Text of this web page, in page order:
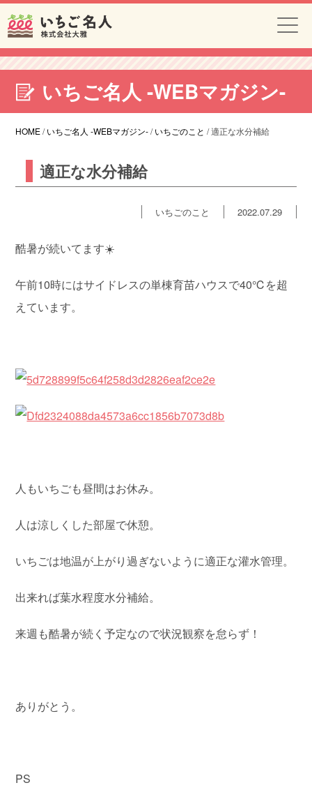
いちご名人 -WEBマガジン-
HOME/いちご名人 -WEBマガジン-/いちごのこと /適正な水分補給
適正な水分補給
いちごのこと 2022.07.29
酷暑が続いてます☀️
午前10時にはサイドレスの単棟育苗ハウスで40℃を超
えています。
人もいちごも昼間はお休み。
人は涼しくした部屋で休憩。
いちごは地温が上がり過ぎないように適正な灌水管理。
出来れば葉水程度水分補給。
来週も酷暑が続く予定なので状況観察を怠らず！
ありがとう。
PS